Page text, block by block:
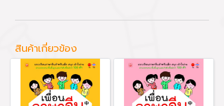
สินค้าเกี่ยวข้อง